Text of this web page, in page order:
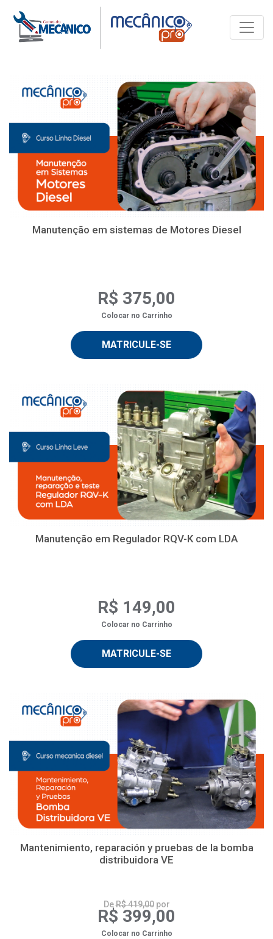
Manutenção em sistemas de Motores Diesel
R$ 375,00
Colocar no Carrinho
MATRICULE-SE
Manutenção em Regulador RQV-K com LDA
R$ 149,00
Colocar no Carrinho
MATRICULE-SE
Mantenimiento, reparación y pruebas de la bomba
distribuidora VE
DeR$ 419,00por
R$ 399,00
Colocar no Carrinho